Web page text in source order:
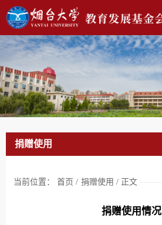
捐赠使用
当前位置： 首页 / 捐赠使用 / 正文
捐赠使用情况